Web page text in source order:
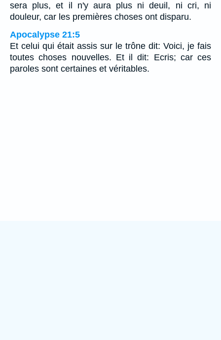
sera plus, et il n'y aura plus ni deuil, ni cri, ni
douleur, car les premières choses ont disparu.
Apocalypse 21:5
Et celui qui était assis sur le trône dit: Voici, je fais
toutes choses nouvelles. Et il dit: Ecris; car ces
paroles sont certaines et véritables.